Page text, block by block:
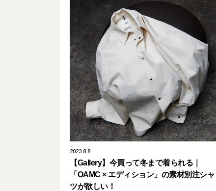
2023.8.8
【Gallery】今買って冬まで着られる｜
「OAMC × エディション」の素材別注シャ
ツが欲しい！